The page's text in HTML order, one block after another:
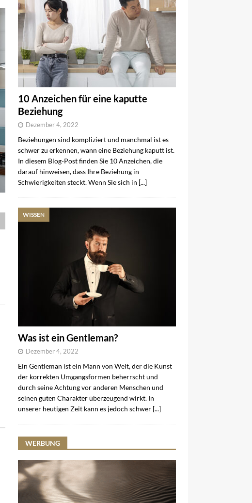
10 Anzeichen für eine kaputte
Beziehung
Dezember 4, 2022
Beziehungen sind kompliziert und manchmal ist es
schwer zu erkennen, wann eine Beziehung kaputt ist.
In diesem Blog-Post finden Sie 10 Anzeichen, die
darauf hinweisen, dass Ihre Beziehung in
Schwierigkeiten steckt. Wenn Sie sich in [...]
WISSEN
Was ist ein Gentleman?
Dezember 4, 2022
Ein Gentleman ist ein Mann von Welt, der die Kunst
der korrekten Umgangsformen beherrscht und
durch seine Achtung vor anderen Menschen und
seinen guten Charakter überzeugend wirkt. In
unserer heutigen Zeit kann es jedoch schwer [...]
WERBUNG